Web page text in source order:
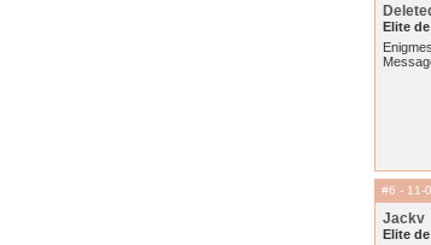
Elite
#6 - 11-
Jackv
Elite